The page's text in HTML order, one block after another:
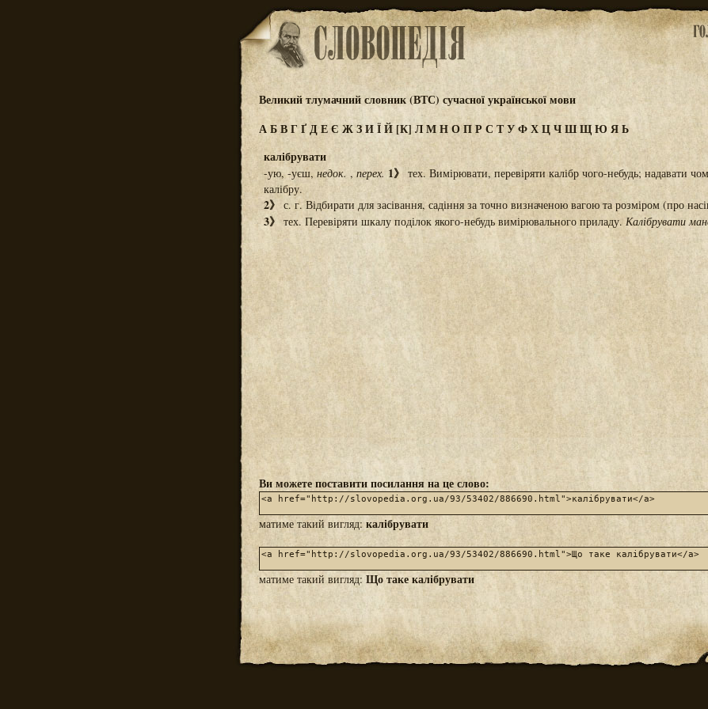
Великий тлумачний словник (ВТС) сучасної української мови
АБВГҐДЕЄ ЖЗИЇЙ [К] ЛМНОПРС ТУФХЦЧШЩЮ ЯЬ
калібрувати
-ую, -уєш, недок. , перех. 1》 тех. Вимірювати, перевіряти калібр чого-небудь; надавати
калібру.
2》 с. г. Відбирати для засівання, садіння за точно визначеною вагою та розміром (про
3》 тех. Перевіряти шкалу поділок якого-небудь вимірювального приладу.Калібрувати
Ви можете поставити посилання на це слово:
матиме такий вигляд: калібрувати
матиме такий вигляд: Що таке калібрувати